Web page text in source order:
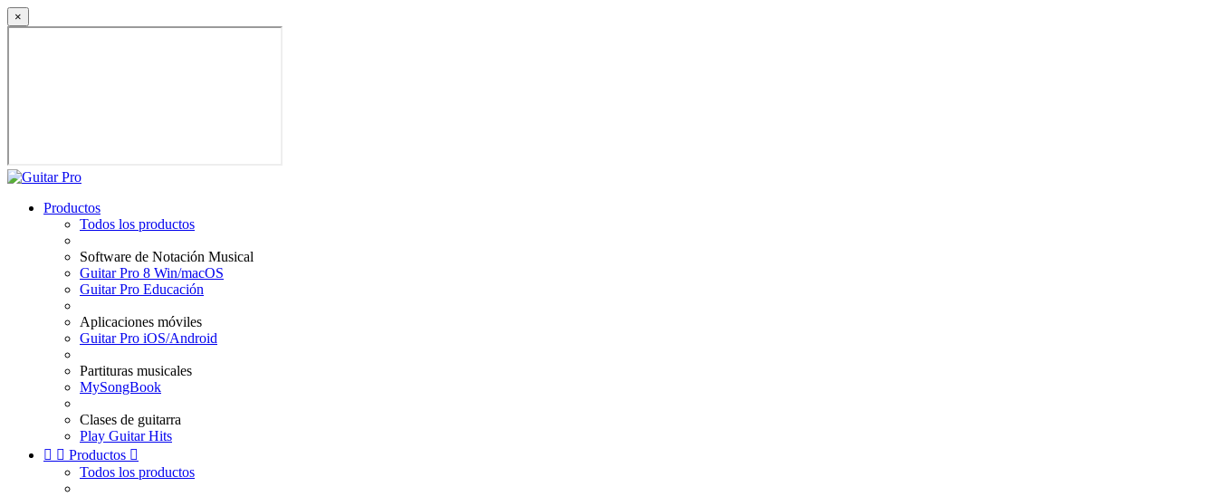
×
Productos
Todos los productos
Software de Notación Musical
Guitar Pro 8 Win/macOS
Guitar Pro Educación
Aplicaciones móviles
Guitar Pro iOS/Android
Partituras musicales
MySongBook
Clases de guitarra
Play Guitar Hits
  Productos 
Todos los productos